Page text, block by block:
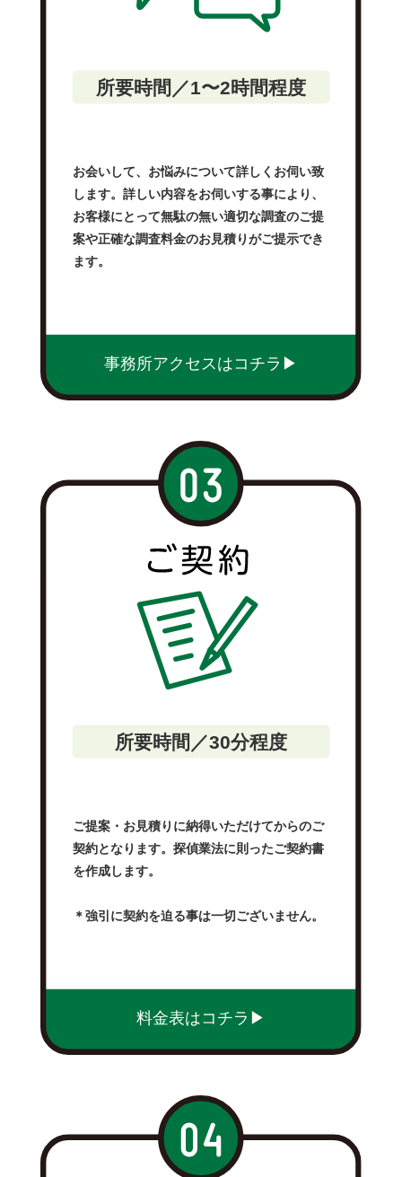
所要時間／1〜2時間程度
お会いして、お悩みについて詳しくお伺い致
します。詳しい内容をお伺いする事により、
お客様にとって無駄の無い適切な調査のご提
案や正確な調査料金のお見積りがご提示でき
ます。
事務所アクセスはコチラ▶︎
所要時間／30分程度
ご提案・お見積りに納得いただけてからのご
契約となります。探偵業法に則ったご契約書
を作成します。
＊強引に契約を迫る事は一切ございません。
料金表はコチラ▶︎